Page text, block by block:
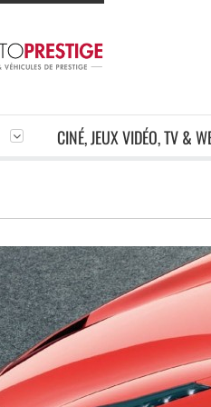
CINÉ, JEUX VIDÉO, TV &